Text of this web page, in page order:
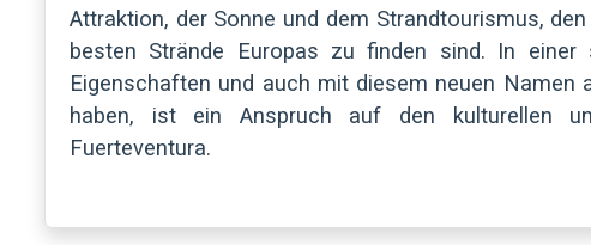
Attraktion, der Sonne und dem Strandtourismus,
besten Strände Europas zu finden sind. In
Eigenschaften und auch mit diesem neuen
haben, ist ein Anspruch auf den kulturellen
Fuerteventura.